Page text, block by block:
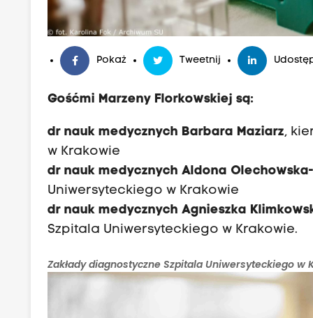
Pokaż Tweetnij
Gośćmi Marzeny Florkowskiej są:
dr nauk medycznych Barbara Maziarz,
w Krakowie
dr nauk medycznych Aldona
Uniwersyteckiego w Krakowie
dr nauk medycznych Agnieszka
Szpitala Uniwersyteckiego w Krakowie.
Zakłady diagnostyczne Szpitala Uniwersyteckiego w